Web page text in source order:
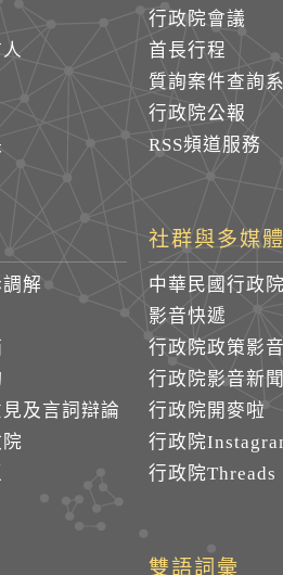
行政院會議
首長行程
質詢案件查詢
行政院公報
RSS頻道服務
解
及言詞辯論
社群與多媒體
中華民國行政
影音快遞
行政院政策影
行政院影音新聞
行政院開麥啦
行政院
行政院Threads
雙語詞彙